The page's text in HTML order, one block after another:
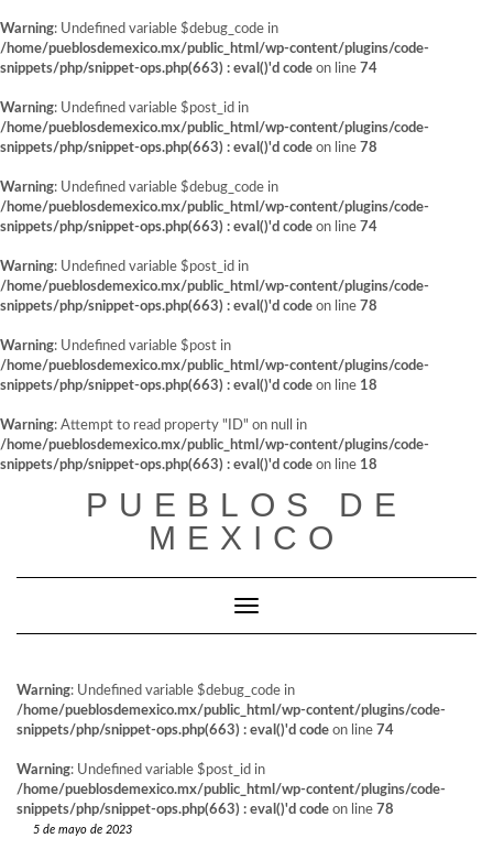
Warning: Undefined variable $debug_code in
/home/pueblosdemexico.mx/public_html/wp-content/plugins/code-
snippets/php/snippet-ops.php(663) : eval()'d code on line 74
Warning: Undefined variable $post_id in
/home/pueblosdemexico.mx/public_html/wp-content/plugins/code-
snippets/php/snippet-ops.php(663) : eval()'d code on line 78
Warning: Undefined variable $debug_code in
/home/pueblosdemexico.mx/public_html/wp-content/plugins/code-
snippets/php/snippet-ops.php(663) : eval()'d code on line 74
Warning: Undefined variable $post_id in
/home/pueblosdemexico.mx/public_html/wp-content/plugins/code-
snippets/php/snippet-ops.php(663) : eval()'d code on line 78
Warning: Undefined variable $post in
/home/pueblosdemexico.mx/public_html/wp-content/plugins/code-
snippets/php/snippet-ops.php(663) : eval()'d code on line 18
Warning: Attempt to read property "ID" on null in
/home/pueblosdemexico.mx/public_html/wp-content/plugins/code-
snippets/php/snippet-ops.php(663) : eval()'d code on line 18
PUEBLOS DE
MEXICO
Cambiar modo de navegación
Warning: Undefined variable $debug_code in
/home/pueblosdemexico.mx/public_html/wp-content/plugins/code-
snippets/php/snippet-ops.php(663) : eval()'d code on line 74
Warning: Undefined variable $post_id in
/home/pueblosdemexico.mx/public_html/wp-content/plugins/code-
snippets/php/snippet-ops.php(663) : eval()'d code on line 78
5 de mayo de 2023